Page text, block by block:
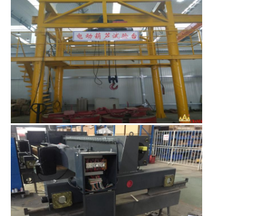
EXCURSÃO
DA
FÁBRICA
CONTROLE
DA
QUALIDADE
CONTACTE-
NOS